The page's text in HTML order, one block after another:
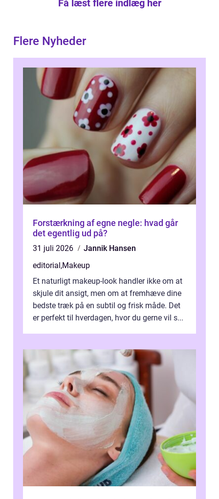
Få læst flere indlæg her
Flere Nyheder
Forstærkning af egne negle: hvad går
det egentlig ud på?
31 juli 2026
Jannik Hansen
editorial ,Makeup
Et naturligt makeup-look handler ikke om at
skjule dit ansigt, men om at fremhæve dine
bedste træk på en subtil og frisk måde. Det
er perfekt til hverdagen, hvor du gerne vil s...